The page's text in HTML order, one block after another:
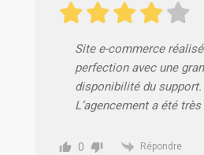
Site e-commerce
perfection avec une
disponibilité du support.
L’agencement a été
0 Répondre